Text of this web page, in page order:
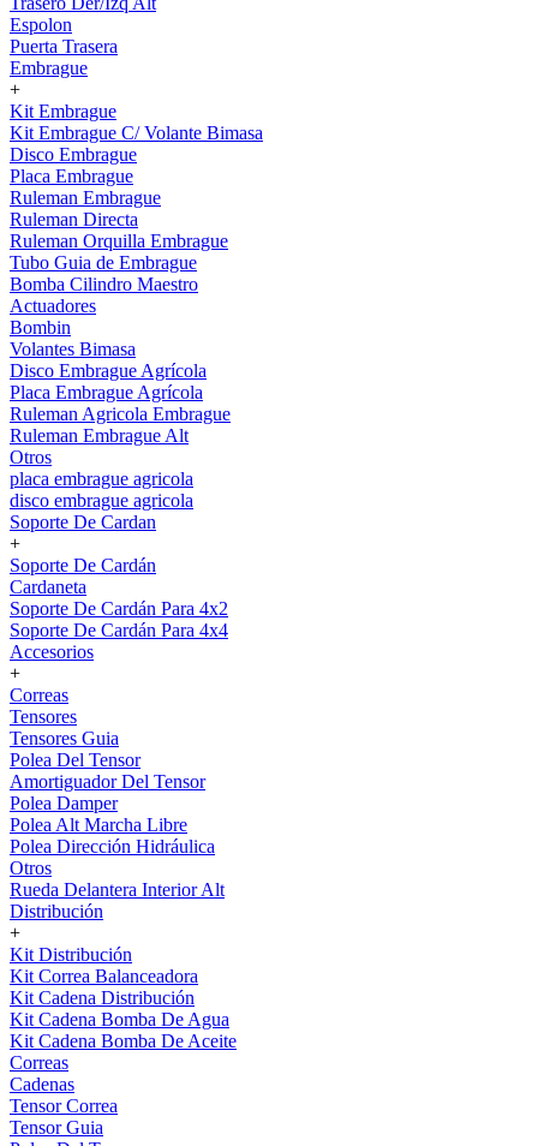
Espolon
Puerta Trasera
Embrague
+
Kit Embrague
Kit Embrague C/ Volante Bimasa
Disco Embrague
Placa Embrague
Ruleman Embrague
Ruleman Directa
Ruleman Orquilla Embrague
Tubo Guia de Embrague
Bomba Cilindro Maestro
Actuadores
Bombin
Volantes Bimasa
Disco Embrague Agrícola
Placa Embrague Agrícola
Ruleman Agricola Embrague
Ruleman Embrague Alt
Otros
placa embrague agricola
disco embrague agricola
Soporte De Cardan
+
Soporte De Cardán
Cardaneta
Soporte De Cardán Para 4x2
Soporte De Cardán Para 4x4
Accesorios
+
Correas
Tensores
Tensores Guia
Polea Del Tensor
Amortiguador Del Tensor
Polea Damper
Polea Alt Marcha Libre
Polea Dirección Hidráulica
Otros
Rueda Delantera Interior Alt
Distribución
+
Kit Distribución
Kit Correa Balanceadora
Kit Cadena Distribución
Kit Cadena Bomba De Agua
Kit Cadena Bomba De Aceite
Correas
Cadenas
Tensor Correa
Tensor Guia